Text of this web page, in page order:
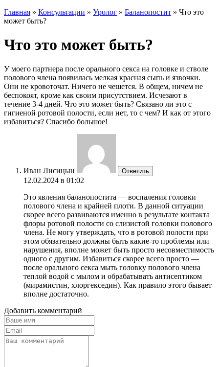
Главная » Консультации » Уролог » Баланопостит » Что это
может быть?
Что это может быть?
У моего партнера после орального секса на головке и стволе
полового члена появилась мелкая красная сыпь и язвочки.
Они не кровоточат. Ничего не чешется. В общем, ничем не
беспокоят, кроме как своим присутствием. Исчезают в
течение 3-4 дней. Что это может быть? Связано ли это с
гигиеной ротовой полости, если нет, то с чем? И как от этого
избавиться? Спасибо большое!
Иван Лисицын Ответить
12.02.2024 в 01:02
Это явления баланопостита — воспаления головки
полового члена и крайней плоти. В данной ситуации
скорее всего развиваются именно в результате контакта
флоры ротовой полости со слизистой головки полового
члена. Не могу утверждать, что в ротовой полости при
этом обязательно должны быть какие-то проблемы или
нарушения, вполне может быть просто несовместимость
одного с другим. Избавиться скорее всего просто —
после орального секса мыть головку полового члена
теплой водой с мылом и обрабатывать антисептиком
(мирамистин, хлоргекседин). Как правило этого бывает
вполне достаточно.
Добавить комментарий